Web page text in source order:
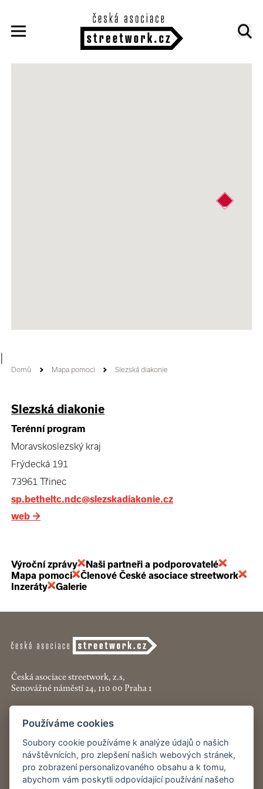
Domů Mapa pomoci Slezská diakonie
Slezská diakonie
Terénní program
Moravskoslezský kraj
Frýdecká 191
73961 Třinec
sp.betheltc.ndc@slezskadiakonie.cz
web →
Výroční zprávy
Naši partneři a podporovatelé
Mapa pomoci
Členové České asociace streetwork
Inzeráty
Galerie
Česká asociace streetwork, z.s,
Senovážné náměstí 24, 110 00 Praha 1
+420 774 913 777
asociace@streetwork.cz
Nastavení cookies
Restartshop.cz
Používáme cookies
Soubory cookie používáme k analýze údajů o našich
návštěvnících, pro zlepšení našich webových stránek,
pro zobrazení personalizovaného obsahu a k tomu,
abychom vám poskytli odpovídající používání našeho